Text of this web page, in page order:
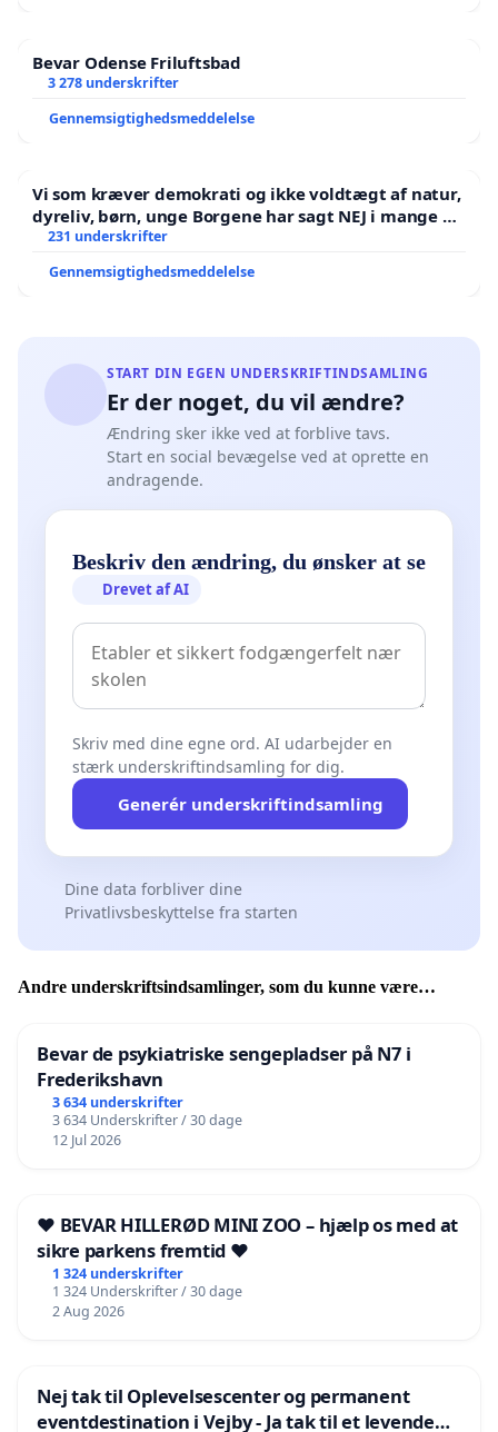
Bevar Odense Friluftsbad
3 278 underskrifter
Gennemsigtighedsmeddelelse
Vi som kræver demokrati og ikke voldtægt af natur,
dyreliv, børn, unge Borgene har sagt NEJ i mange år.
Der er
231 underskrifter
Gennemsigtighedsmeddelelse
START DIN EGEN UNDERSKRIFTINDSAMLING
Er der noget, du vil ændre?
Ændring sker ikke ved at forblive tavs.
Start en social bevægelse ved at oprette en
andragende.
Beskriv den ændring, du ønsker at se
Drevet af AI
Skriv med dine egne ord. AI udarbejder en
stærk underskriftindsamling for dig.
Generér underskriftindsamling
Dine data forbliver dine
Privatlivsbeskyttelse fra starten
Andre underskriftsindsamlinger, som du kunne være
Bevar de psykiatriske sengepladser på N7 i
Frederikshavn
3 634 underskrifter
3 634 Underskrifter / 30 dage
12 Jul 2026
❤️ BEVAR HILLERØD MINI ZOO – hjælp os med at
sikre parkens fremtid ❤️
1 324 underskrifter
1 324 Underskrifter / 30 dage
2 Aug 2026
Nej tak til Oplevelsescenter og permanent
eventdestination i Vejby - Ja tak til et levende